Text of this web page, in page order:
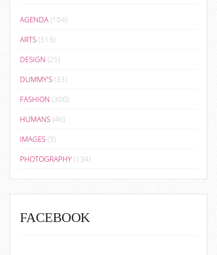
AGENDA (104)
ARTS (313)
DESIGN (25)
DUMMY'S (33)
FASHION (300)
HUMANS (46)
IMAGES (3)
PHOTOGRAPHY (134)
FACEBOOK